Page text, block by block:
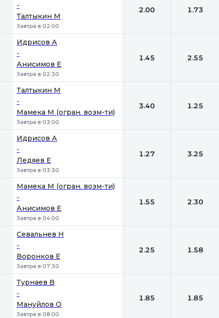
-
Талтыкин М
Завтра в 02:00
2.00 1.73
Идрисов А
-
Анисимов Е
Завтра в 02:30
1.45 2.55
Талтыкин М
-
Мамека М (огран. возм-ти)
Завтра в 03:00
3.40 1.25
Идрисов А
-
Ледяев Е
Завтра в 03:30
1.27 3.25
Мамека М (огран. возм-ти)
-
Анисимов Е
Завтра в 04:00
1.55 2.30
Севальнев Н
-
Воронков Е
Завтра в 07:30
2.25 1.58
Турнаев В
-
Мануйлов О
Завтра в 08:00
1.85 1.85